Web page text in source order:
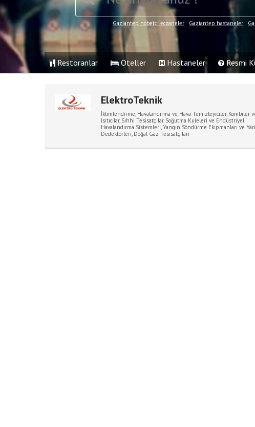
Gaziantep nöbetçi eczaneler Gaziantep hastaneler
Restoranlar Oteller Hastaneler Resmi
ElektroTeknik
İklimlendirme, Havalandırma ve Hava Temizleyiciler, Kombiler
Isıtıcılar, Sıhhi Tesisatçılar, Soğutma Kuleleri ve Endüstriyel
Havalandırma Sistemleri,Yangın Söndürme Ekipmanları ve
Dedektörleri, Doğal Gaz Tesisatçıları